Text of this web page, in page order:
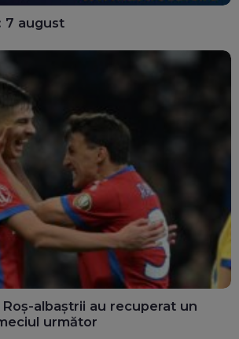
7 august
albaștrii au recuperat un
următor